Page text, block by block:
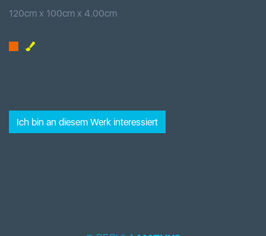
120cm x 100cm x 4.00cm
Ich bin an diesem Werk interessiert